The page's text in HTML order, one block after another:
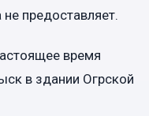
предоставляет.
время
в здании Огрской